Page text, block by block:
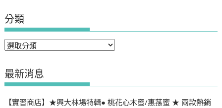
分類
分
最新消息
【實習商店】★興大林場特輯● 桃花心木蜜/惠蓀蜜 ★ 兩款熱銷